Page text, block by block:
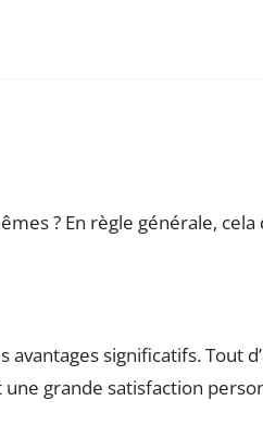
? En règle générale,
significatifs.
grande satisfaction